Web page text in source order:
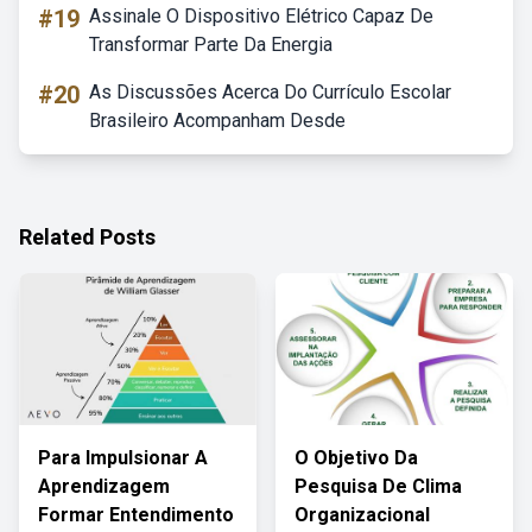
#19 Assinale O Dispositivo Elétrico Capaz De
Transformar Parte Da Energia
#20 As Discussões Acerca Do Currículo Escolar
Brasileiro Acompanham Desde
Related Posts
Para Impulsionar A
Aprendizagem
Formar Entendimento
O Objetivo Da
Pesquisa De Clima
Organizacional